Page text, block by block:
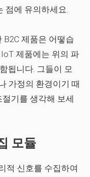
점에 유의하세요.
B2C 제품은 어떻습
제품에는 위의 파
됩니다. 그들이 모
가정의 환경이기 때
기를 생각해 보세
모듈
적 신호를 수집하여